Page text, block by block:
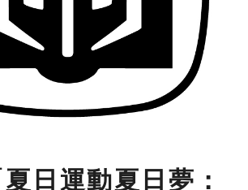
日運動夏日夢：